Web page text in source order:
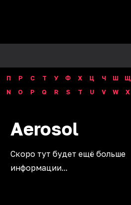
П Р С Т У Ф Х Ц Ч Ш Щ
N O P Q R S T U V W X
Aerosol
Скоро тут будет ещё больше
информации...